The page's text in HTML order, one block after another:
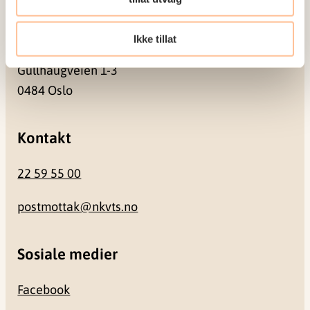
Ikke tillat
Gullhaugveien 1-3
0484 Oslo
Kontakt
22 59 55 00
postmottak@nkvts.no
Sosiale medier
Facebook